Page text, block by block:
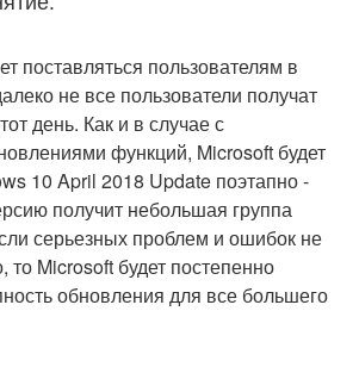
поставляться пользователям в
не все пользователи получат
день. Как и в случае с
функций, Microsoft будет
10 April 2018 Update поэтапно -
получит небольшая группа
серьезных проблем и ошибок не
то Microsoft будет постепенно
обновления для все большего